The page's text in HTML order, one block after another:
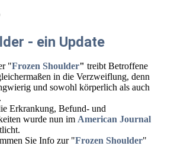
- ein Update
"Frozen Shoulder" treibt Betroffene
in die Verzweiflung, denn
und sowohl körperlich als auch
Erkrankung, Befund- und
wurde nun im American Journal
Sie Info zur "Frozen Shoulder"